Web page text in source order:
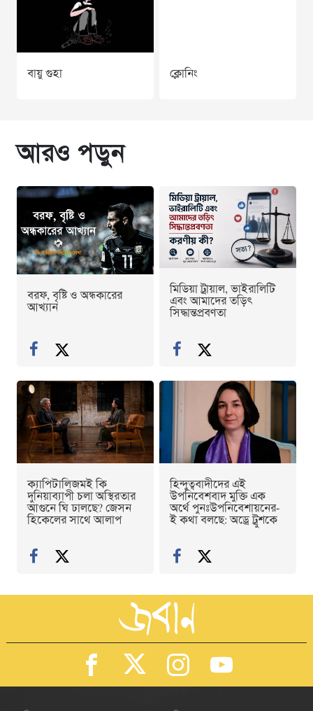
বায়ু গুহা ক্লোনিং
আরও পড়ুন
বরফ, বৃষ্টি ও অন্ধকারের
আখ্যান
মিডিয়া ট্রায়াল, ভাইরালিটি
এবং আমাদের তড়িৎ
সিদ্ধান্তপ্রবণতা
ক্যাপিটালিজমই কি
দুনিয়াব্যাপী চলা অস্থিরতার
আগুনে ঘি ঢালছে? জেসন
হিকেলের সাথে আলাপ
হিন্দুত্ববাদীদের এই
উপনিবেশবাদ মুক্তি এক
অর্থে পুনঃউপনিবেশায়নের-
ই কথা বলছে: অড্রে ট্রুশকে